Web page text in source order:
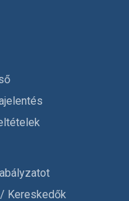
Kereskedők